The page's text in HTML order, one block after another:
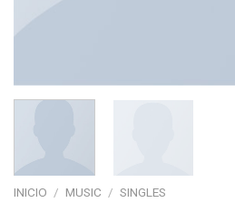
INICIO / MUSIC / SINGLES